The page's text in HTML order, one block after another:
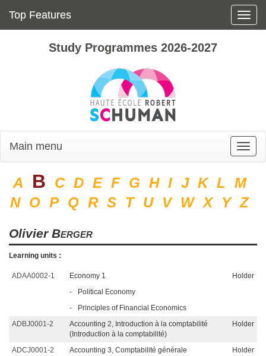
Toggle
Top Features
Study Programmes 2026-2027
Toggle
Main menu
A B C D E F G H I J K L M
N O P Q R S T U V W X Y Z
Olivier Berger
Learning units :
ADAA0002-1 Economy 1
Holder
-
Political Economy
-
Principles of Financial Economics
ADBJ0001-2
Accounting 2, Introduction à la comptabilité
(Introduction à la comptabilité)
Holder
ADCJ0001-2 Accounting 3, Comptabilité générale
Holder